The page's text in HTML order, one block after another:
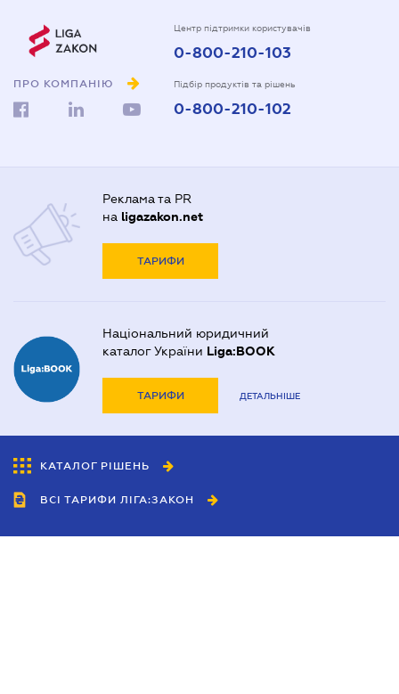
ПРО КОМПАНІЮ
Центр підтримки користувачів
0-800-210-103
Підбір продуктів та рішень
0-800-210-102
Реклама та PR
на ligazakon.net
ТАРИФИ
Національний юридичний
каталог України Liga:BOOK
ТАРИФИ ДЕТАЛЬНІШЕ
КАТАЛОГ РІШЕНЬ
ВСІ ТАРИФИ ЛІГА:ЗАКОН